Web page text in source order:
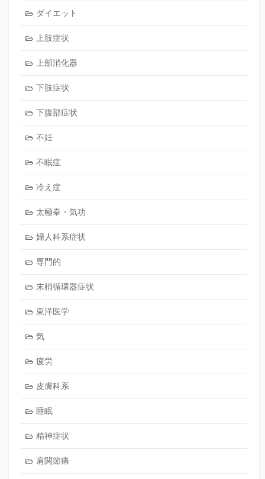
ダイエット
上肢症状
上部消化器
下肢症状
下腹部症状
不妊
不眠症
冷え症
太極拳・気功
婦人科系症状
専門的
末梢循環器症状
東洋医学
気
疲労
皮膚科系
睡眠
精神症状
肩関節痛